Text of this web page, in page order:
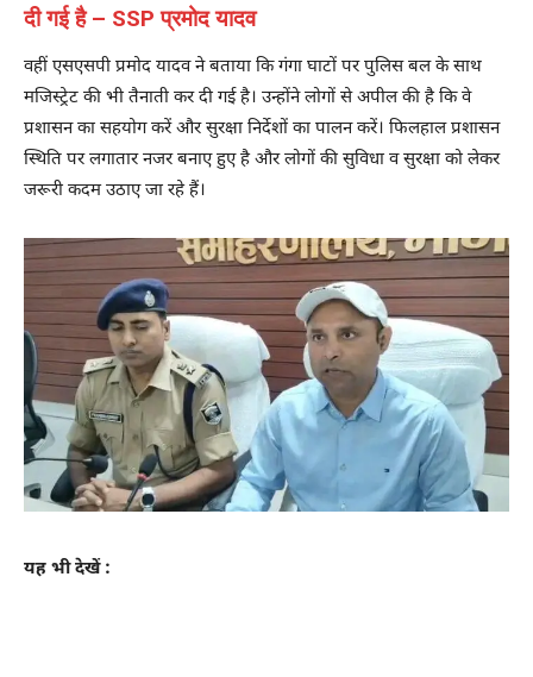
दी गई है – SSP प्रमोद यादव
वहीं एसएसपी प्रमोद यादव ने बताया कि गंगा घाटों पर पुलिस बल के साथ
मजिस्ट्रेट की भी तैनाती कर दी गई है। उन्होंने लोगों से अपील की है कि वे
प्रशासन का सहयोग करें और सुरक्षा निर्देशों का पालन करें। फिलहाल प्रशासन
स्थिति पर लगातार नजर बनाए हुए है और लोगों की सुविधा व सुरक्षा को लेकर
जरूरी कदम उठाए जा रहे हैं।
यह भी देखें :